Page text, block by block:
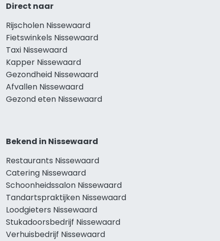
Direct naar
Rijscholen Nissewaard
Fietswinkels Nissewaard
Taxi Nissewaard
Kapper Nissewaard
Gezondheid Nissewaard
Afvallen Nissewaard
Gezond eten Nissewaard
Bekend in Nissewaard
Restaurants Nissewaard
Catering Nissewaard
Schoonheidssalon Nissewaard
Tandartspraktijken Nissewaard
Loodgieters Nissewaard
Stukadoorsbedrijf Nissewaard
Verhuisbedrijf Nissewaard